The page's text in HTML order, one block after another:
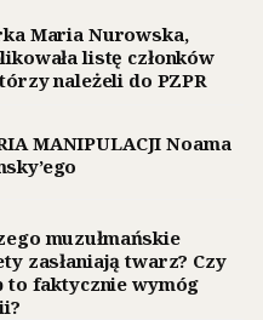
Maria Nurowska,
listę członków
należeli do PZPR
MANIPULACJI Noama
muzułmańskie
zasłaniają twarz? Czy
to faktycznie wymóg